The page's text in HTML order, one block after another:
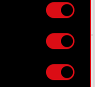
nawet
aktywnie
je zbiory